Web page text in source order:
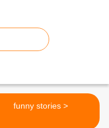
funny stories >